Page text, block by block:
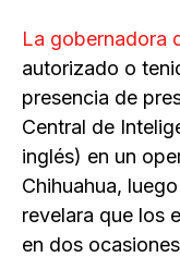
La gobernadora
autorizado o
presencia de
Central de
inglés) en un
Chihuahua,
revelara que los
en dos